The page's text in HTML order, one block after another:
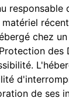
chez
des
de ses